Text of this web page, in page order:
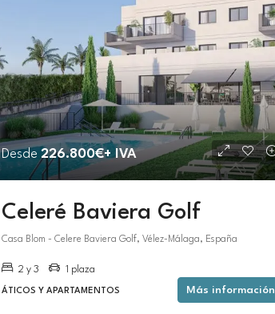
Desde 226.800€+ IVA
Celeré Baviera Golf
Casa Blom - Celere Baviera Golf, Vélez-Málaga, España
2 y 3 1 plaza
ÁTICOS Y APARTAMENTOS Más información